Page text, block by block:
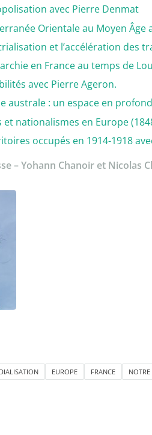
avec Pierre Denmat
Orientale au Moyen Âge
et l’accélération des
en France au temps de
avec Pierre Ageron.
australe : un espace en
et nationalismes en Europe
occupés en 1914-1918
– Yohann Chanoir et Nicolas
EUROPE FRANCE